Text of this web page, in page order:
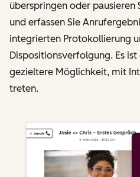
überspringen oder pausieren
und erfassen Sie
integrierten Protokollierung
Dispositionsverfolgung. Es
gezieltere Möglichkeit, mit
treten.